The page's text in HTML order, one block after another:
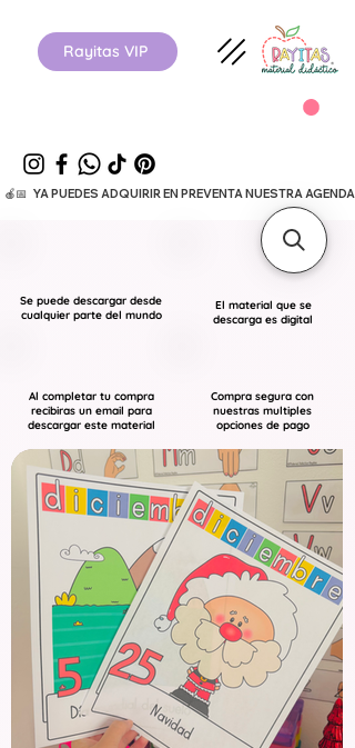
Rayitas VIP
🍎📅   YA PUEDES ADQUIRIR EN PREVENTA NUESTRA
El material que se
descarga es digital
Se puede descargar desde
cualquier parte del mundo
Compra segura con
nuestras multiples
opciones de pago
Al completar tu compra
recibiras un email para
descargar este material